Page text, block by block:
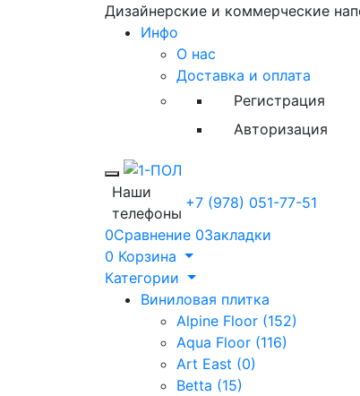
Дизайнерские и коммерческие
Инфо
О нас
Доставка и оплата
Регистрация
Авторизация
Toggle mobile menu
Наши
телефоны
+7 (978) 051-77-51
0Сравнение 0Закладки
0 Корзина
Категории
Виниловая плитка
Alpine Floor (152)
Aqua Floor (116)
Art East (0)
Betta (15)